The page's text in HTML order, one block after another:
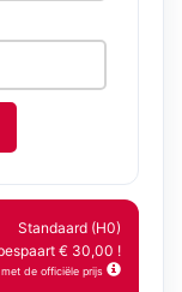
Standaard (H0)
€ 30,00 !
de officiële prijs